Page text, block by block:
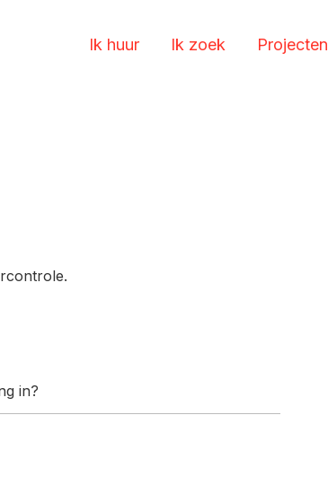
Ik huur Ik zoek Projecten
in?